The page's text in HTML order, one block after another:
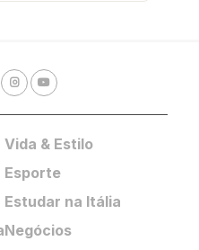
Vida & Estilo
Esporte
Estudar na Itália
Negócios